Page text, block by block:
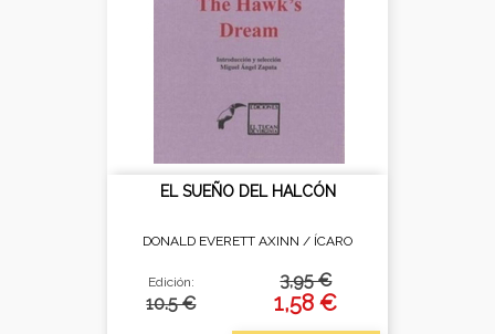
EL SUEÑO DEL HALCÓN
DONALD EVERETT AXINN / ÍCARO
Edición:
10.5 €
3,95 €
1,58 €